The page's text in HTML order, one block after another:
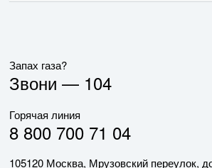
Запах газа?
Звони — 104
Горячая линия
8 800 700 71 04
105120 Москва, Мрузовский переулок,